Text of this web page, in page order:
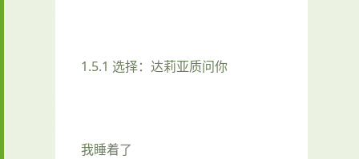
1.5.1 选择：达莉亚质问你
我睡着了